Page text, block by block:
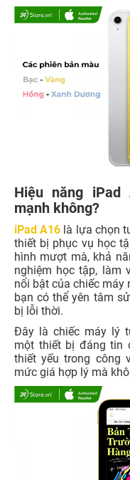
Hiệu năng iPad
mạnh không?
iPad A16 là lựa chọn
thiết bị phục vụ học
hình mượt mà, khả
nghiệm học tập, làm
nổi bật của chiếc máy
bạn có thể yên tâm
bị lỗi thời.
Đây là chiếc máy lý
một thiết bị đáng tin
thiết yếu trong công
mức giá hợp lý mà